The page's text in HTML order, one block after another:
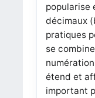
popularise
décimaux
pratiques
se
étend et
important